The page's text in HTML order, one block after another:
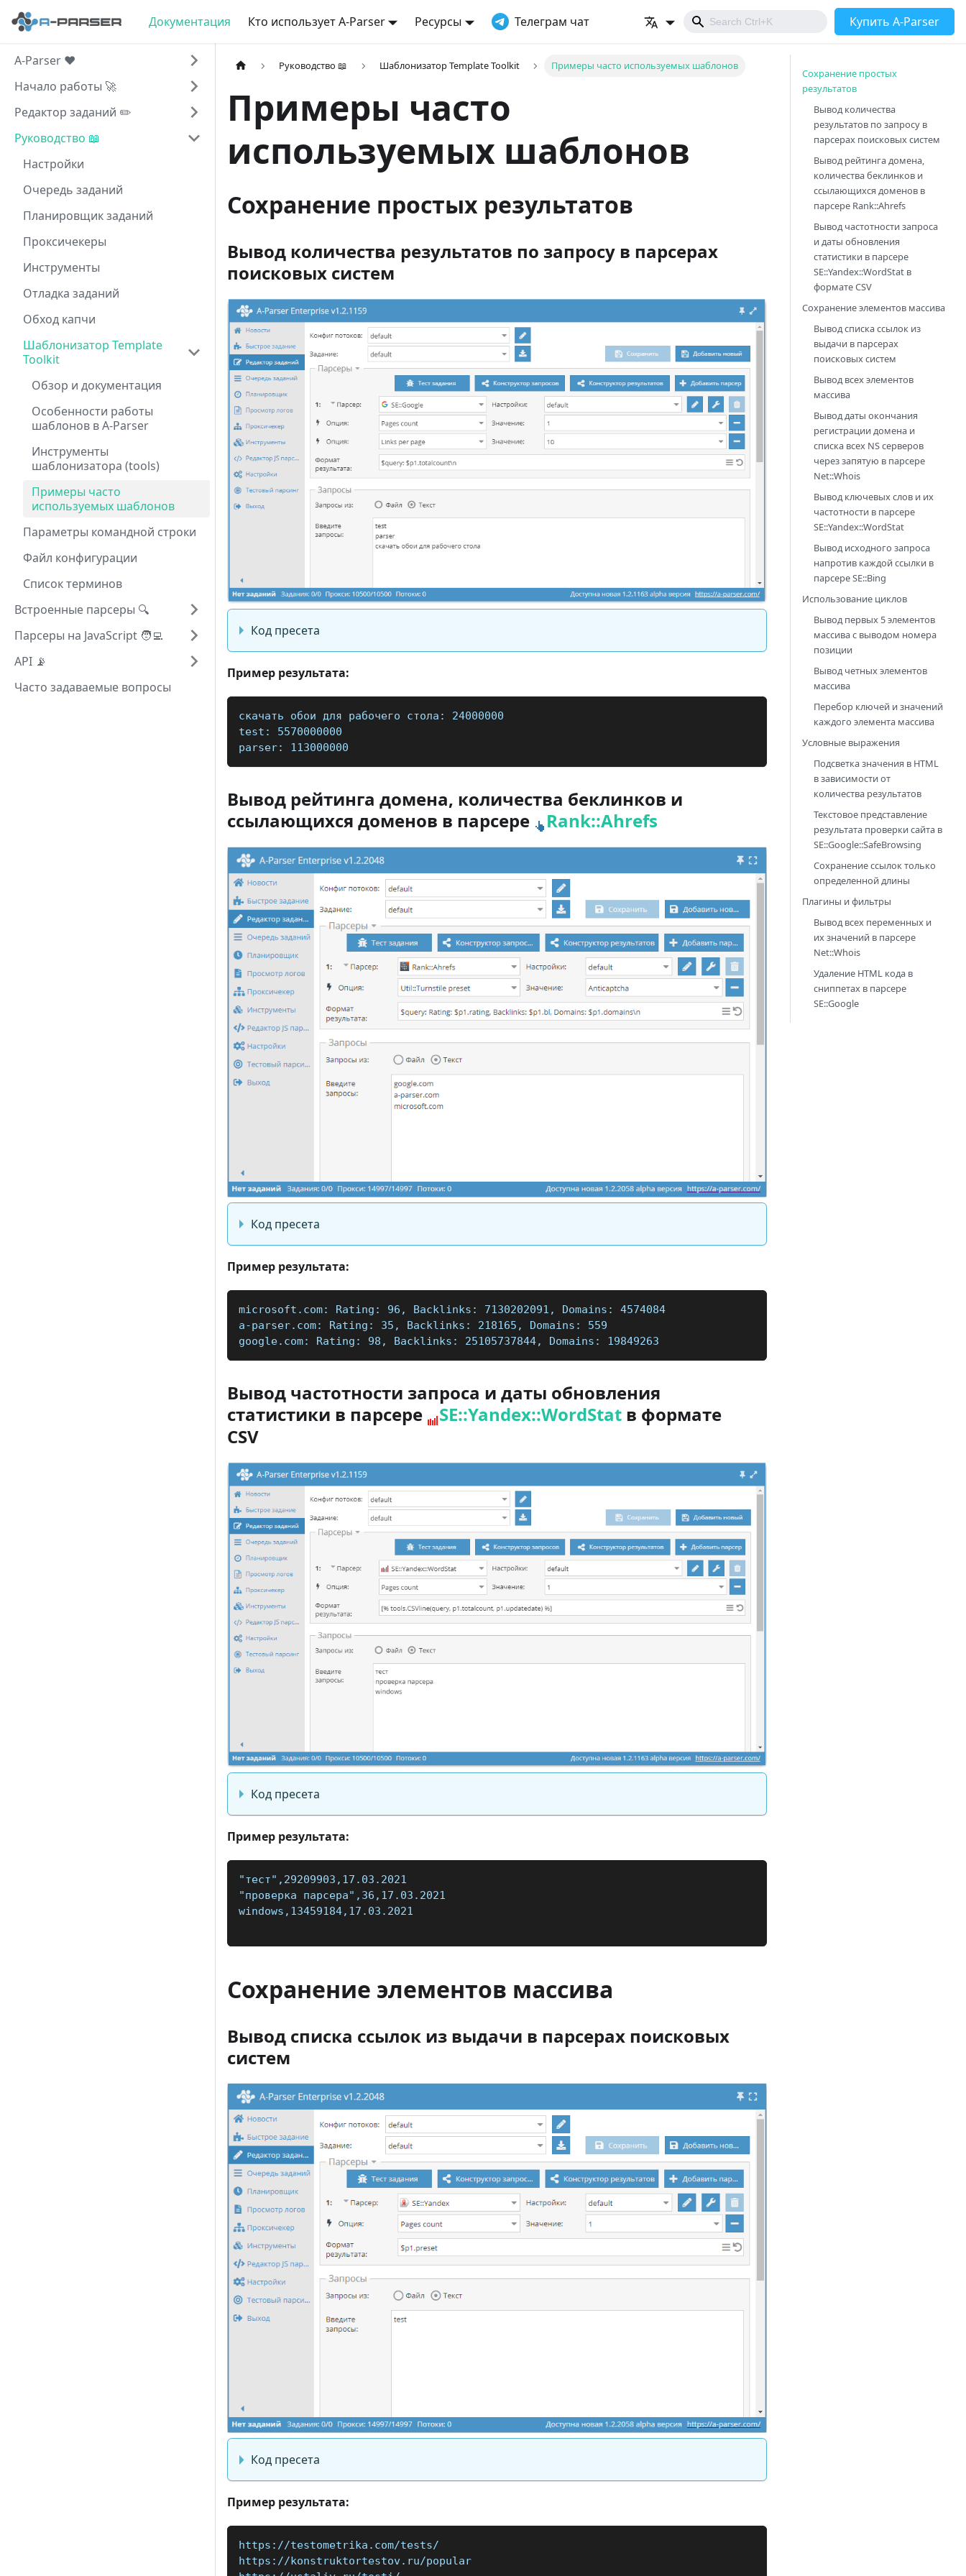
Документация Кто использует A-Parser Ресурсы Телеграм чат Купить A-Parser
A-Parser ❤️
Начало работы 🚀
Редактор заданий ✏️
Руководство 📖
Настройки
Очередь заданий
Планировщик заданий
Проксичекеры
Инструменты
Отладка заданий
Обход капчи
Шаблонизатор Template
Toolkit
Обзор и документация
Особенности работы
шаблонов в A-Parser
Инструменты
шаблонизатора (tools)
Примеры часто
используемых шаблонов
Параметры командной строки
Файл конфигурации
Список терминов
Встроенные парсеры 🔍
Парсеры на JavaScript 🧑‍💻
API 📡
Часто задаваемые вопросы
Руководство 📖 Шаблонизатор Template Toolkit Примеры часто используемых шаблонов
Примеры часто
используемых шаблонов
Сохранение простых результатов
Вывод количества результатов по запросу в парсерах
поисковых систем
Код пресета
Пример результата:
скачать обои для рабочего стола: 24000000
test: 5570000000
parser: 113000000
Вывод рейтинга домена, количества беклинков и
ссылающихся доменов в парсере
Rank::Ahrefs
Код пресета
Пример результата:
microsoft.com: Rating: 96, Backlinks: 7130202091, Domains: 4574084
a-parser.com: Rating: 35, Backlinks: 218165, Domains: 559
google.com: Rating: 98, Backlinks: 25105737844, Domains: 19849263
Вывод частотности запроса и даты обновления
статистики в парсере
SE::Yandex::WordStat в формате
CSV
Код пресета
Пример результата:
"тест",29209903,17.03.2021
"проверка парсера",36,17.03.2021
windows,13459184,17.03.2021
Сохранение элементов массива
Вывод списка ссылок из выдачи в парсерах поисковых
систем
Код пресета
Пример результата:
https://testometrika.com/tests/
https://konstruktortestov.ru/popular
Сохранение простых
результатов
Вывод количества
результатов по запросу в
парсерах поисковых систем
Вывод рейтинга домена,
количества беклинков и
ссылающихся доменов в
парсере Rank::Ahrefs
Вывод частотности запроса
и даты обновления
статистики в парсере
SE::Yandex::WordStat в
формате CSV
Сохранение элементов массива
Вывод списка ссылок из
выдачи в парсерах
поисковых систем
Вывод всех элементов
массива
Вывод даты окончания
регистрации домена и
списка всех NS серверов
через запятую в парсере
Net::Whois
Вывод ключевых слов и их
частотности в парсере
SE::Yandex::WordStat
Вывод исходного запроса
напротив каждой ссылки в
парсереSE::Bing
Использование циклов
Вывод первых 5 элементов
массива с выводом номера
позиции
Вывод четных элементов
массива
Перебор ключей и значений
каждого элемента массива
Условные выражения
Подсветка значения в HTML
в зависимости от
количества результатов
Текстовое представление
результата проверки сайта в
SE::Google::SafeBrowsing
Сохранение ссылок только
определенной длины
Плагины и фильтры
Вывод всех переменных и
их значений в парсере
Net::Whois
Удаление HTML кода в
сниппетах в парсере
SE::Google